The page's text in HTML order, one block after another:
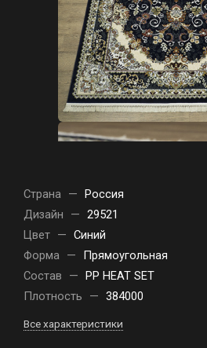
Страна — Россия
Дизайн
— 29521
Цвет — Синий
Форма —
Прямоугольная
Состав
— PP HEAT SET
Плотность
— 384000
Все характеристики